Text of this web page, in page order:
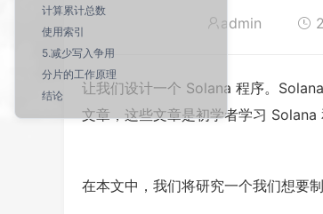
admin
让我们设计一个 Solana 程序。
文章，这些文章是初学者学习
在本文中，我们将研究一个我们想要
计算累计总数
使用索引
5.减少写入争用
分片的工作原理
结论